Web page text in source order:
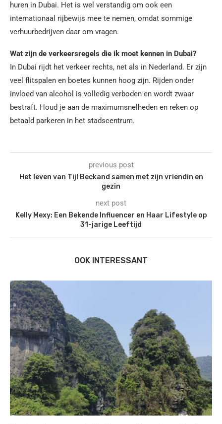
huren in Dubai. Het is wel verstandig om ook een
internationaal rijbewijs mee te nemen, omdat sommige
verhuurbedrijven daar om vragen.
Wat zijn de verkeersregels die ik moet kennen in Dubai?
In Dubai rijdt het verkeer rechts, net als in Nederland. Er zijn
veel flitspalen en boetes kunnen hoog zijn. Rijden onder
invloed van alcohol is volledig verboden en wordt zwaar
bestraft. Houd je aan de maximumsnelheden en reken op
betaald parkeren in het stadscentrum.
previous post
Het leven van Tijl Beckand samen met zijn vriendin en
gezin
next post
Kelly Mexy: Een Bekende Influencer en Haar Lifestyle op
31-jarige Leeftijd
OOK INTERESSANT